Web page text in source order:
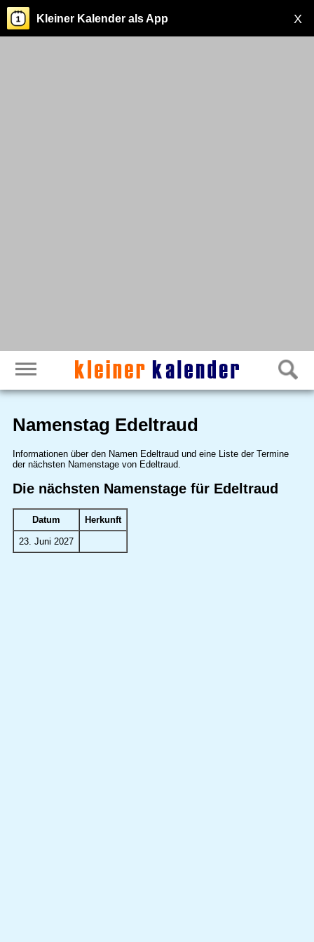
X
Kleiner Kalender als App
Namenstag Edeltraud
Informationen über den Namen Edeltraud und eine Liste der Termine
der nächsten Namenstage von Edeltraud.
Die nächsten Namenstage für Edeltraud
Datum Herkunft
23. Juni 2027